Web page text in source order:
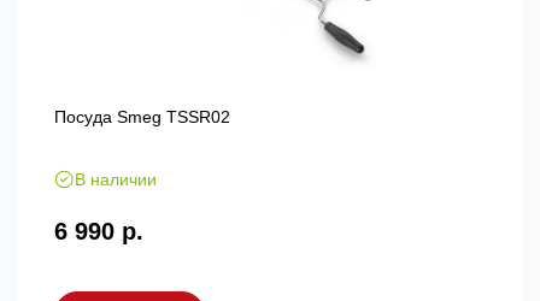
Посуда Smeg TSSR02
В наличии
6 990 р.